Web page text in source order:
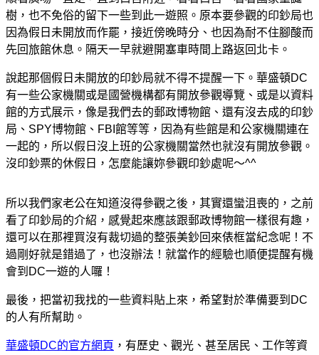
樹，也不免俗的留下一些到此一遊照。原本要參觀的印鈔局也
因為假日未開放而作罷，接近傍晚時分、也因為耐不住腳酸而
先回旅館休息。隔天一早就避開塞車時間上路返回北卡。
說起那個假日未開放的印鈔局就不得不提醒一下。華盛頓DC
有一些公家機關或是國營機構都有開放參觀導覽、或是以資料
館的方式展示，像是我們去的郵政博物館、還有沒去成的印鈔
局、SPY博物館、FBI館等等，因為有些館是和公家機關連在
一起的，所以假日沒上班的公家機關當然也就沒有開放參觀。
沒印鈔票的休假日，怎麼能讓妳參觀印鈔處呢～^^
所以我們家老公在知道沒得參觀之後，其實還蠻沮喪的，之前
看了印鈔局的介紹，感覺起來應該跟郵政博物館一樣很有趣，
還可以在那裡買沒有裁切過的整張美鈔回來俵框當紀念呢！不
過剛好就是錯過了，也沒辦法！就當作的經驗也順便提醒有機
會到DC一遊的人囉！
最後，把當初我找的一些資料貼上來，希望對於準備要到DC
的人有所幫助。
華盛頓DC的官方網頁 ，有歷史、觀光、甚至居民、工作等資